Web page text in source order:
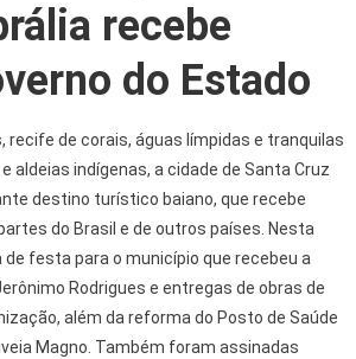
recebe
do Estado
recife de corais, águas límpidas e tranquilas
aldeias indígenas, a cidade de Santa Cruz
destino turístico baiano, que recebe
do Brasil e de outros países. Nesta
festa para o município que recebeu a
Rodrigues e entregas de obras de
além da reforma do Posto de Saúde
Magno. Também foram assinadas